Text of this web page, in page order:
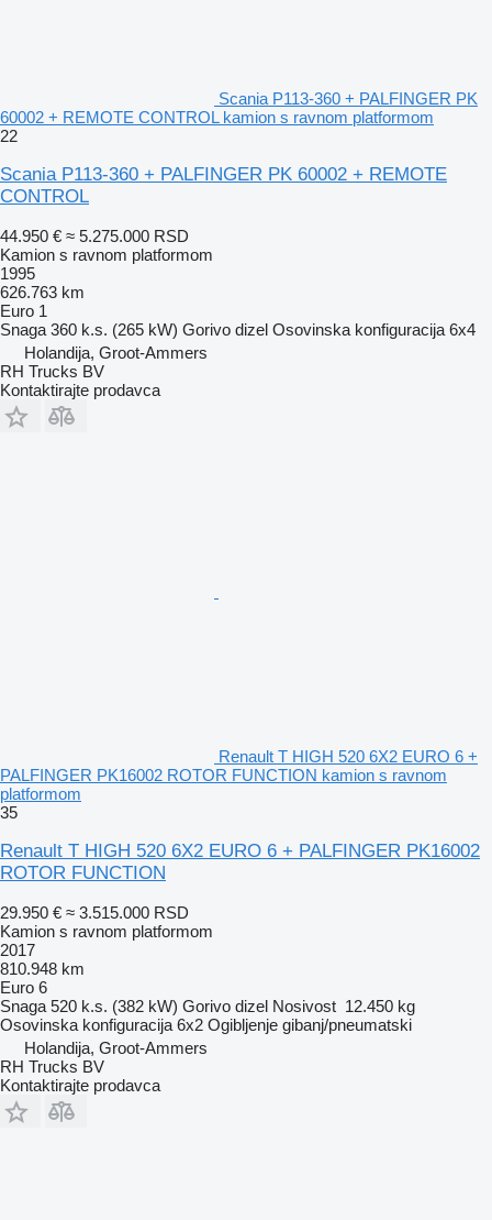
Scania P113-360 + PALFINGER PK
60002 + REMOTE CONTROL kamion s ravnom platformom
22
Scania P113-360 + PALFINGER PK 60002 + REMOTE
CONTROL
44.950 € ≈ 5.275.000 RSD
Kamion s ravnom platformom
1995
626.763 km
Euro 1
Snaga 360 k.s. (265 kW) Gorivo dizel Osovinska konfiguracija 6x4
Holandija, Groot-Ammers
RH Trucks BV
Kontaktirajte prodavca
Renault T HIGH 520 6X2 EURO 6 +
PALFINGER PK16002 ROTOR FUNCTION kamion s ravnom
platformom
35
Renault T HIGH 520 6X2 EURO 6 + PALFINGER PK16002
ROTOR FUNCTION
29.950 € ≈ 3.515.000 RSD
Kamion s ravnom platformom
2017
810.948 km
Euro 6
Snaga 520 k.s. (382 kW) Gorivo dizel Nosivost 12.450 kg
Osovinska konfiguracija 6x2 Ogibljenje gibanj/pneumatski
Holandija, Groot-Ammers
RH Trucks BV
Kontaktirajte prodavca